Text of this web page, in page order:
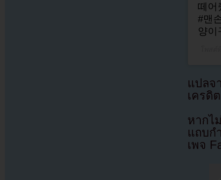
떼
#맨
양이
แปล
เครดิ
หากไ
แถบก
เพจ